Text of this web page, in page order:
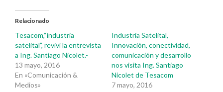
Relacionado
Tesacom,“industria
satelital”, reviví la entrevista
a Ing. Santiago Nicolet.-
13 mayo, 2016
En «Comunicación &
Medios»
Industria Satelital,
Innovación, conectividad,
comunicación y desarrollo
nos visita Ing. Santiago
Nicolet de Tesacom
7 mayo, 2016